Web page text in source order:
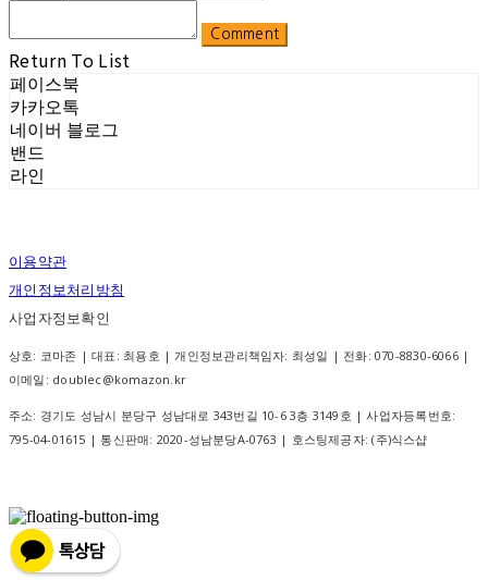
Comment
Return To List
페이스북
카카오톡
네이버 블로그
밴드
라인
이용약관
개인정보처리방침
사업자정보확인
상호: 코마존 | 대표: 최용호 | 개인정보관리책임자: 최성일 | 전화: 070-8830-6066 |
이메일: doublec@komazon.kr
주소: 경기도 성남시 분당구 성남대로 343번길 10-6 3층 3149호 | 사업자등록번호:
795-04-01615 | 통신판매: 2020-성남분당A-0763 | 호스팅제공자: (주)식스샵